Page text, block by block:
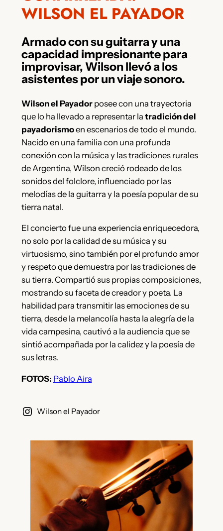
WILSON EL PAYADOR
Armado con su guitarra y una
capacidad impresionante para
improvisar, Wilson llevó a los
asistentes por un viaje sonoro.
Wilson el Payador posee con una trayectoria
que lo ha llevado a representar la tradición del
payadorismoen escenarios de todo el mundo.
Nacido en una familia con una profunda
conexión con la música y las tradiciones rurales
de Argentina, Wilson creció rodeado de los
sonidos del folclore, influenciado por las
melodías de la guitarra y la poesía popular de su
tierra natal.
El concierto fue una experiencia enriquecedora,
no solo por la calidad de su música y su
virtuosismo, sino también por el profundo amor
y respeto que demuestra por las tradiciones de
su tierra. Compartió sus propias composiciones,
mostrando su faceta de creador y poeta. La
habilidad para transmitir las emociones de su
tierra, desde la melancolía hasta la alegría de la
vida campesina, cautivó a la audiencia que se
sintió acompañada por la calidez y la poesía de
sus letras.
FOTOS: Pablo Aira
Wilson el Payador